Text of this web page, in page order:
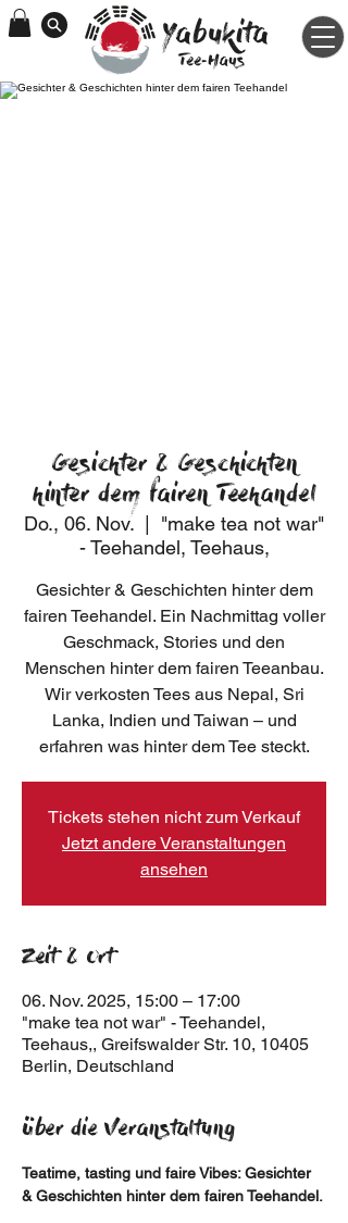
Yabukita
Tee-Haus
Gesichter & Geschichten
hinter dem fairen Teehandel
Do., 06. Nov.
"make tea not war"
- Teehandel, Teehaus,
Gesichter & Geschichten hinter dem
fairen Teehandel. Ein Nachmittag voller
Geschmack, Stories und den
Menschen hinter dem fairen Teeanbau.
Wir verkosten Tees aus Nepal, Sri
Lanka, Indien und Taiwan – und
erfahren was hinter dem Tee steckt.
Tickets stehen nicht zum Verkauf
Jetzt andere Veranstaltungen
ansehen
Zeit & Ort
06. Nov. 2025, 15:00 – 17:00
"make tea not war" - Teehandel,
Teehaus,, Greifswalder Str. 10, 10405
Berlin, Deutschland
Über die Veranstaltung
Teatime, tasting und faire Vibes: Gesichter
& Geschichten hinter dem fairen Teehandel.